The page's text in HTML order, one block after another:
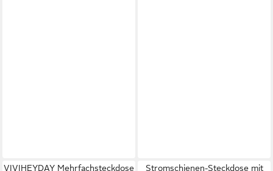
VIVIHEYDAY Mehrfachsteckdose Stromschienen-Steckdose mit